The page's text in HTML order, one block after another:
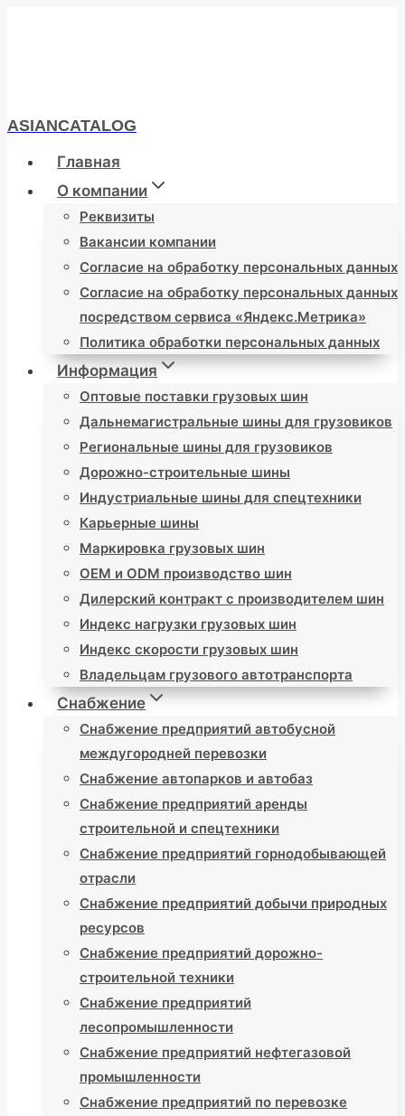
ASIANCATALOG
Главная
О компании
Реквизиты
Вакансии компании
Согласие на обработку персональных данных
Согласие на обработку персональных данных
посредством сервиса «Яндекс.Метрика»
Политика обработки персональных данных
Информация
Оптовые поставки грузовых шин
Дальнемагистральные шины для грузовиков
Региональные шины для грузовиков
Дорожно-строительные шины
Индустриальные шины для спецтехники
Карьерные шины
Маркировка грузовых шин
OEM и ODM производство шин
Дилерский контракт с производителем шин
Индекс нагрузки грузовых шин
Индекс скорости грузовых шин
Владельцам грузового автотранспорта
Снабжение
Снабжение предприятий автобусной
междугородней перевозки
Снабжение автопарков и автобаз
Снабжение предприятий аренды
строительной и спецтехники
Снабжение предприятий горнодобывающей
отрасли
Снабжение предприятий добычи природных
ресурсов
Снабжение предприятий дорожно-
строительной техники
Снабжение предприятий
лесопромышленности
Снабжение предприятий нефтегазовой
промышленности
Снабжение предприятий по перевозке